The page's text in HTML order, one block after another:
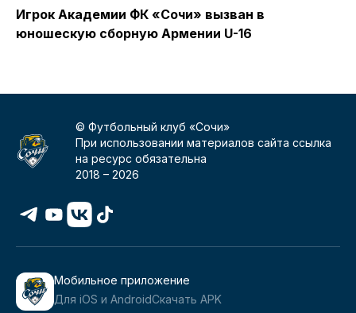
Игрок Академии ФК «Сочи» вызван в
юношескую сборную Армении U-16
© Футбольный клуб «Сочи»
При использовании материалов сайта ссылка
на ресурс обязательна
2018 –2026
Мобильное приложение
Для iOS и AndroidСкачать APK